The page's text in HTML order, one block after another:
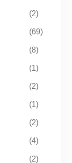
(2)
(69)
(8)
(1)
(2)
(1)
(2)
(4)
(2)